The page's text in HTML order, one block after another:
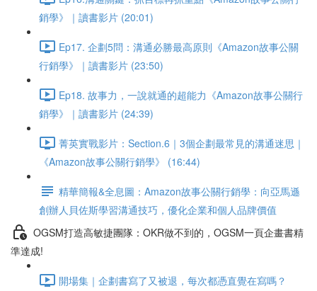
銷學》｜讀書影片 (20:01)
Ep17. 企劃5問：溝通必勝最高原則《Amazon故事公關
行銷學》｜讀書影片 (23:50)
Ep18. 故事力，一說就通的超能力《Amazon故事公關行
銷學》｜讀書影片 (24:39)
菁英實戰影片：Section.6｜3個企劃最常見的溝通迷思｜
《Amazon故事公關行銷學》 (16:44)
精華簡報&全息圖：Amazon故事公關行銷學：向亞馬遜
創辦人貝佐斯學習溝通技巧，優化企業和個人品牌價值
OGSM打造高敏捷團隊：OKR做不到的，OGSM一頁企畫書精
準達成!
開場集｜企劃書寫了又被退，每次都憑直覺在寫嗎？